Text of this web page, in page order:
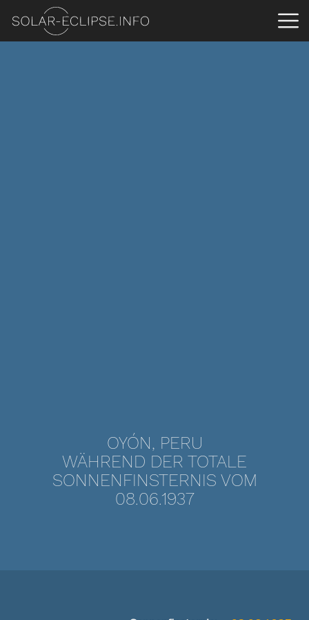
OYÓN, PERU
WÄHREND DER TOTALE
SONNENFINSTERNIS VOM
08.06.1937